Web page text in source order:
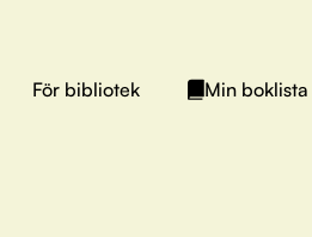
För bibliotek Min boklista